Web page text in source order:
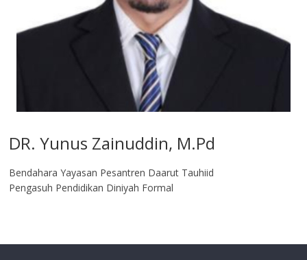
DR. Yunus Zainuddin, M.Pd
Bendahara Yayasan Pesantren Daarut Tauhiid
Pengasuh Pendidikan Diniyah Formal